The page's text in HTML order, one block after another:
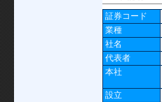
証券コード
業種
社名
代表者
本社
設立